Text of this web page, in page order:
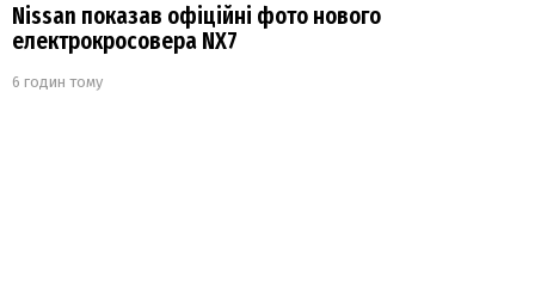
Nissan показав офіційні фото нового
електрокросовера NX7
6 годин тому